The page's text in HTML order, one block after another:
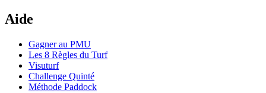
Aide
Gagner au PMU
Les 8 Règles du Turf
Visuturf
Challenge Quinté
Méthode Paddock